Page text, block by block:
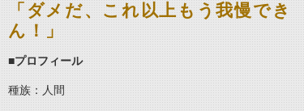
「ダメだ、これ以上もう我慢でき
ん！」
■プロフィール
種族：人間